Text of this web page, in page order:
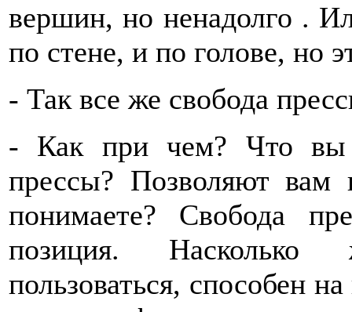
вершин, но ненадолго .
по стене, и по голове, но
- Так все же свобода
- Как при чем? Что вы
прессы? Позволяют
понимаете? Свобода
позиция. Насколько
пользоваться, способен